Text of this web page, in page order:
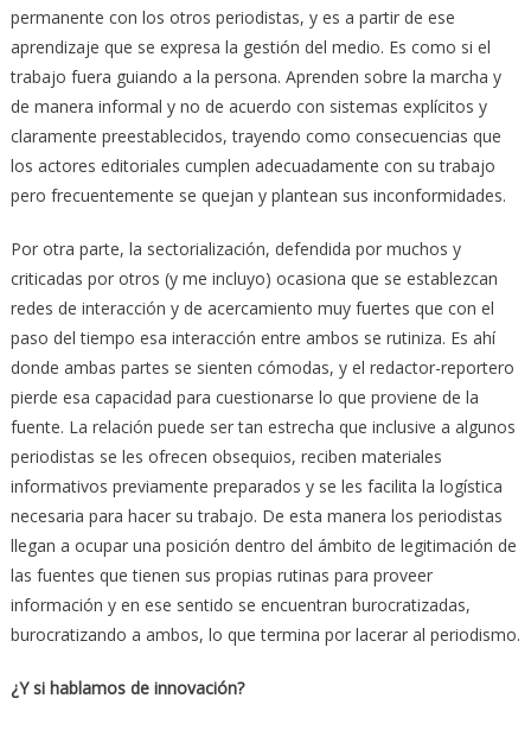
permanente con los otros periodistas, y es a partir de ese
aprendizaje que se expresa la gestión del medio. Es como si el
trabajo fuera guiando a la persona. Aprenden sobre la marcha y
de manera informal y no de acuerdo con sistemas explícitos y
claramente preestablecidos, trayendo como consecuencias que
los actores editoriales cumplen adecuadamente con su trabajo
pero frecuentemente se quejan y plantean sus inconformidades.
Por otra parte, la sectorialización, defendida por muchos y
criticadas por otros (y me incluyo) ocasiona que se establezcan
redes de interacción y de acercamiento muy fuertes que con el
paso del tiempo esa interacción entre ambos se rutiniza. Es ahí
donde ambas partes se sienten cómodas, y el redactor-reportero
pierde esa capacidad para cuestionarse lo que proviene de la
fuente. La relación puede ser tan estrecha que inclusive a algunos
periodistas se les ofrecen obsequios, reciben materiales
informativos previamente preparados y se les facilita la logística
necesaria para hacer su trabajo. De esta manera los periodistas
llegan a ocupar una posición dentro del ámbito de legitimación de
las fuentes que tienen sus propias rutinas para proveer
información y en ese sentido se encuentran burocratizadas,
burocratizando a ambos, lo que termina por lacerar al periodismo.
¿Y si hablamos de innovación?